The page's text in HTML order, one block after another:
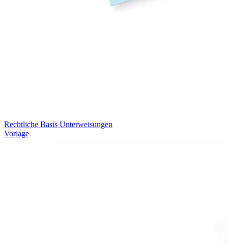
Rechtliche Basis Unterweisungen
Vorlage